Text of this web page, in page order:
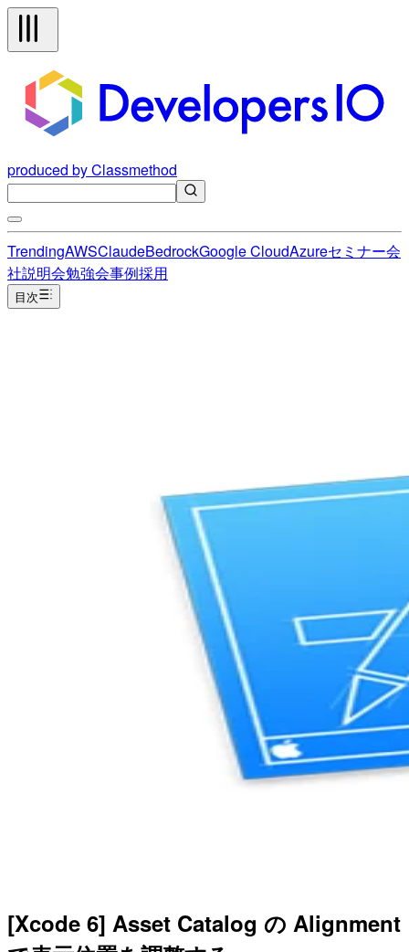
produced by Classmethod
TrendingAWSClaudeBedrockGoogle CloudAzureセミナー会
社説明会勉強会事例採用
目次
[Xcode 6] Asset Catalog の Alignment